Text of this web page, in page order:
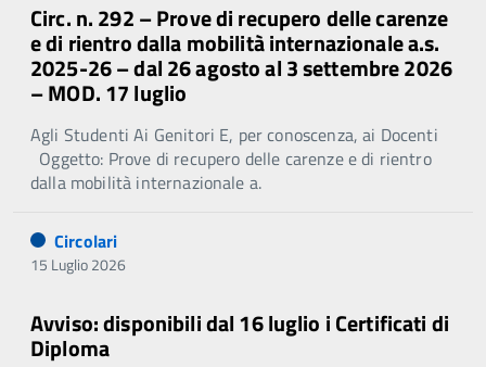
Circ. n. 292 – Prove di recupero delle carenze
e di rientro dalla mobilità internazionale a.s.
2025-26 – dal 26 agosto al 3 settembre 2026
– MOD. 17 luglio
Agli Studenti Ai Genitori E, per conoscenza, ai Docenti
Oggetto: Prove di recupero delle carenze e di rientro
dalla mobilità internazionale a.
Circolari
15 Luglio 2026
Avviso: disponibili dal 16 luglio i Certificati di
Diploma